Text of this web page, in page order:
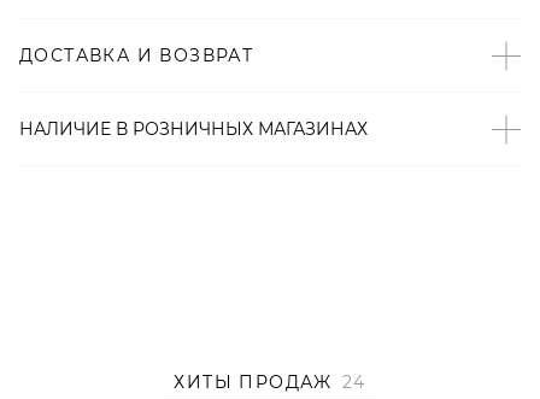
– Длинные рукава;
– Декоративные пуговицы в форме сердца;
ДОСТАВКА И ВОЗВРАТ
НАЛИЧИЕ В РОЗНИЧНЫХ МАГАЗИНАХ
ХИТЫ ПРОДАЖ 24